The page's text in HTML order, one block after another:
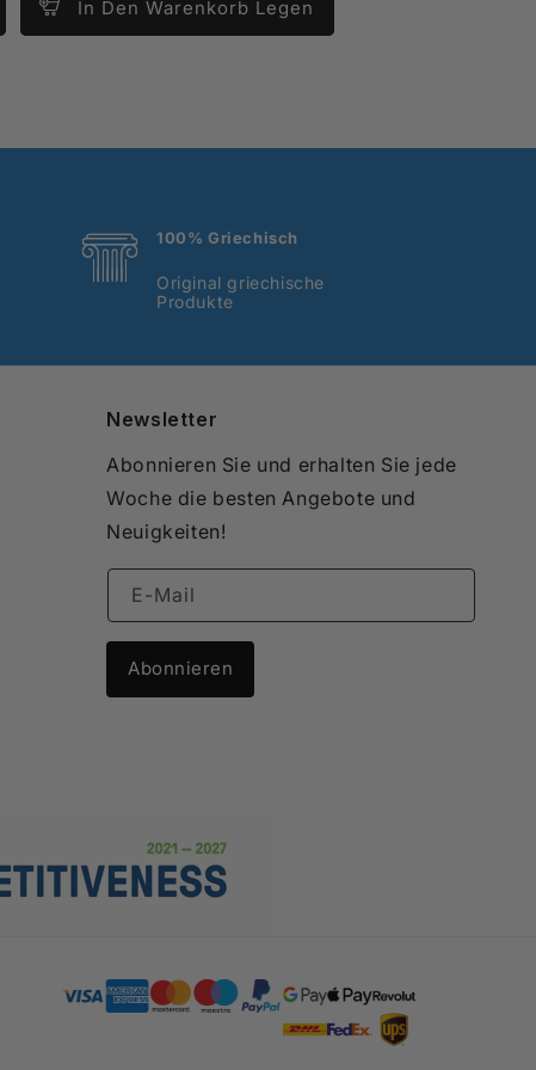
In Den Warenkorb Legen
100% Griechisch
Original griechische
Produkte
Newsletter
Abonnieren Sie und erhalten Sie jede
Woche die besten Angebote und
Neuigkeiten!
E-Mail
Abonnieren